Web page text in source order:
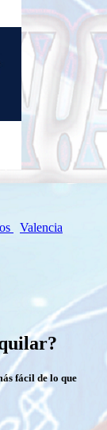
Valencia
fácil de lo que